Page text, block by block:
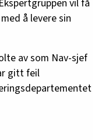
vil få
å levere sin
av som Nav-sjef
gitt feil